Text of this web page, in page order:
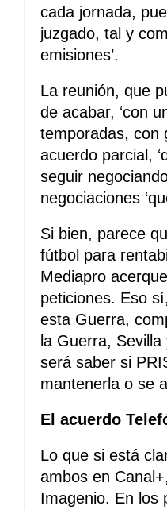
cada jornada,
juzgado, tal y
emisiones’.
La reunión, que
de acabar, ‘con
temporadas, con
acuerdo parcial,
seguir
negociaciones
Si bien, parece
fútbol para
Mediapro
peticiones. Eso
esta Guerra,
la Guerra,
será saber si
mantenerla o se
El acuerdo
Lo que si está
ambos en
Imagenio. En los